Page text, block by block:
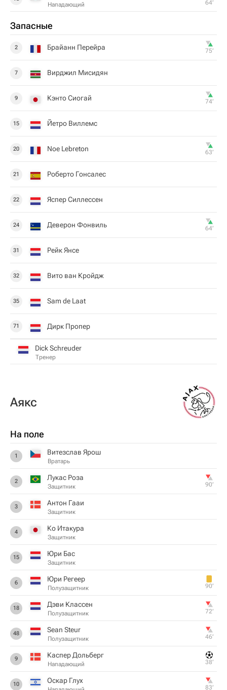
Нападающий 64‎’‎
Запасные
2 Брайанн Перейра 75‎’‎
7 Вирджил Мисидян
9 Кэнто Сиогай 74‎’‎
15 Йетро Виллемс
20 Noe Lebreton 63‎’‎
21 Роберто Гонсалес
22 Яспер Силлессен
24 Деверон Фонвиль 64‎’‎
31 Рейк Янсе
32 Вито ван Кройдж
35 Sam de Laat
71 Дирк Пропер
Dick Schreuder
Тренер
Аякс
На поле
1 Витезслав Ярош
Вратарь
2 Лукас Роза
Защитник 90‎’‎
3 Антон Гааи
Защитник
4 Ко Итакура
Защитник
15 Юри Бас
Защитник
6 Юри Регеер
Полузащитник 90‎’‎
18 Дэви Классен
Полузащитник 72‎’‎
48 Sean Steur
Полузащитник 46‎’‎
9 Каспер Дольберг
Нападающий 38‎’‎
10 Оскар Глух
83‎’‎